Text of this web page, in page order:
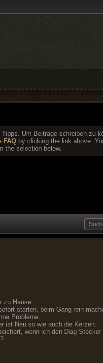
Tipps. Um Beiträge schreiben zu
FAQ by clicking the link above.
the selection below.
zu Hause.
starten, beim Gang rein
Probleme.
ist Neu so wie auch die Kerzen.
wenn ich den Diag